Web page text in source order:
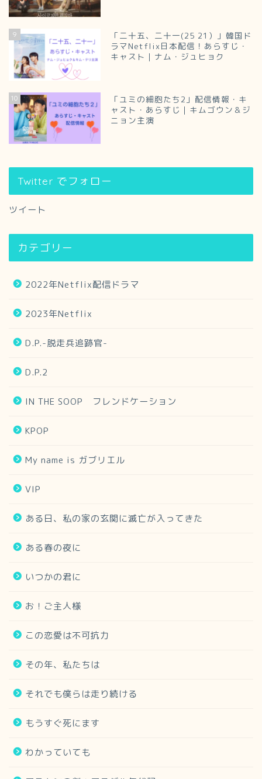
9
「二十五、二十一(25 21）」韓国ド
ラマNetflix日本配信！あらすじ・
キャスト｜ナム・ジュヒョク
10
「ユミの細胞たち2」配信情報・キ
ャスト・あらすじ｜キムゴウン＆ジ
ニョン主演
Twitter でフォロー
ツイート
カテゴリー
2022年Netflix配信ドラマ
2023年Netflix
D.P.-脱走兵追跡官-
D.P.2
IN THE SOOP フレンドケーション
KPOP
My name is ガブリエル
VIP
ある日、私の家の玄関に滅亡が入ってきた
ある春の夜に
いつかの君に
お！ご主人様
この恋愛は不可抗力
その年、私たちは
それでも僕らは走り続ける
もうすぐ死にます
わかっていても